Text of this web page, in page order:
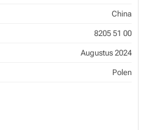
China
8205 51 00
Augustus 2024
Polen